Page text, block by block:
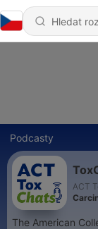
Podcasty
ACT
The American